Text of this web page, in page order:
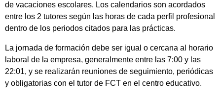
de vacaciones escolares. Los calendarios son acordados
entre los 2 tutores según las horas de cada perfil profesional
dentro de los periodos citados para las prácticas.
La jornada de formación debe ser igual o cercana al horario
laboral de la empresa, generalmente entre las 7:00 y las
22:01, y se realizarán reuniones de seguimiento, periódicas
y obligatorias con el tutor de FCT en el centro educativo.